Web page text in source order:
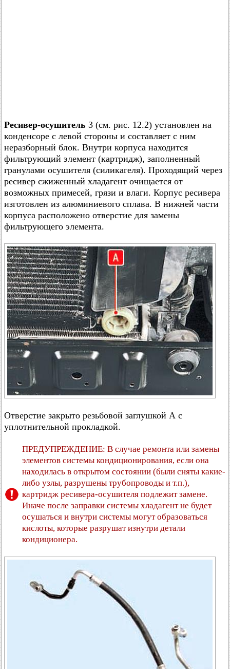
Ресивер-осушитель 3 (см. рис. 12.2) установлен на
конденсоре с левой стороны и составляет с ним
неразборный блок. Внутри корпуса находится
фильтрующий элемент (картридж), заполненный
гранулами осушителя (силикагеля). Проходящий через
ресивер сжиженный хладагент очищается от
возможных примесей, грязи и влаги. Корпус ресивера
изготовлен из алюминиевого сплава. В нижней части
корпуса расположено отверстие для замены
фильтрующего элемента.
Отверстие закрыто резьбовой заглушкой А с
уплотнительной прокладкой.
ПРЕДУПРЕЖДЕНИЕ: В случае ремонта или замены
элементов системы кондиционирования, если она
находилась в открытом состоянии (были сняты какие-
либо узлы, разрушены трубопроводы и т.п.),
картридж ресивера-осушителя подлежит замене.
Иначе после заправки системы хладагент не будет
осушаться и внутри системы могут образоваться
кислоты, которые разрушат изнутри детали
кондиционера.